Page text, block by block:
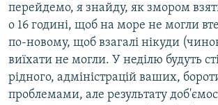
перейдемо, я знайду, як змором
о 16 годині, щоб на море не могли
по-новому, щоб взагалі нікуди
виїхати не могли. У неділю будуть
рідного, адміністрацій ваших,
проблемами, але результату